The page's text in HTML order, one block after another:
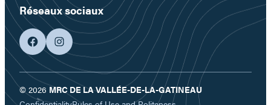
Réseaux sociaux
facebookgoogleplus
© 2026 MRC DE LA VALLÉE-DE-LA-GATINEAU